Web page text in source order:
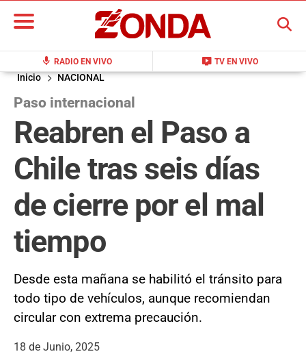
mic RADIO EN VIVO live_tv TV EN VIVO
BUSCAR
Inicio NACIONAL
Paso internacional
Reabren el Paso a
Chile tras seis días
de cierre por el mal
tiempo
Desde esta mañana se habilitó el tránsito para
todo tipo de vehículos, aunque recomiendan
circular con extrema precaución.
18 de Junio, 2025